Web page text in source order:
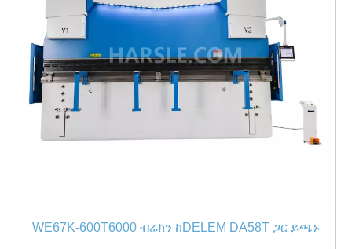
WE67K-600T6000 ብሬክን ከDELEM DA58T ጋር ይጫኑ